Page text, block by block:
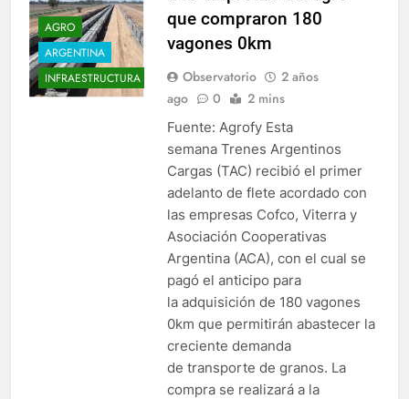
AGRO
ARGENTINA
INFRAESTRUCTURA
que compraron 180
vagones 0km
Observatorio
2 años
ago
0 2 mins
Fuente: Agrofy Esta
semana Trenes Argentinos
Cargas (TAC) recibió el primer
adelanto de flete acordado con
las empresas Cofco, Viterra y
Asociación Cooperativas
Argentina (ACA), con el cual se
pagó el anticipo para
la adquisición de 180 vagones
0km que permitirán abastecer la
creciente demanda
de transporte de granos. La
compra se realizará a la